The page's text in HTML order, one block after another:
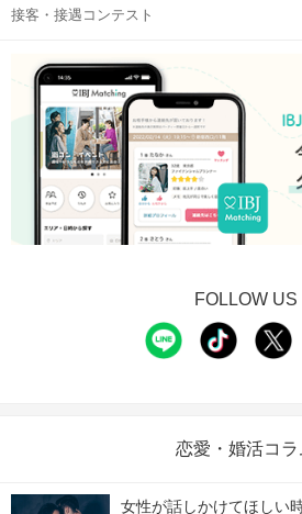
接客・接遇コンテスト
FOLLOW US
恋愛・婚活コラ
女性が話しかけてほしい